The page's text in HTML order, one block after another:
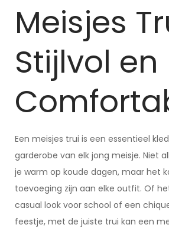
Meisjes
Stijlvol en
Een meisjes trui is een essentieel
garderobe van elk jong meisje. Niet
je warm op koude dagen, maar het
toevoeging zijn aan elke outfit. Of
casual look voor school of een
feestje, met de juiste trui kan een